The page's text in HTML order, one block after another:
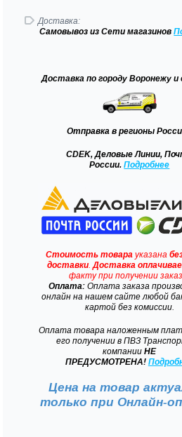
Доставка:
Самовывозиз Сети магазинов
Доставкапо городу Воронежу
Отправка в регионы
CDEK, Деловые Линии,
России.Подробнее
Стоимость товара указана
доставки .Доставка
факту при получении
Оплата: Оплата заказа
онлайн на нашем сайте любой
картой без комиссии.
Оплата товара наложенным
его получении в ПВЗ
компании НЕ
ПРЕДУСМОТРЕНА!
Цена на товар
только при Онлайн-